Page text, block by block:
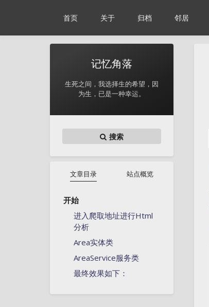
首页 关于 归档 邻居
记忆角落
生死之间，我选择生的希望，因
为生，已是一种幸运。
搜索
文章目录 站点概览
开始
进入爬取地址进行Html
分析
Area实体类
AreaService服务类
最终效果如下：